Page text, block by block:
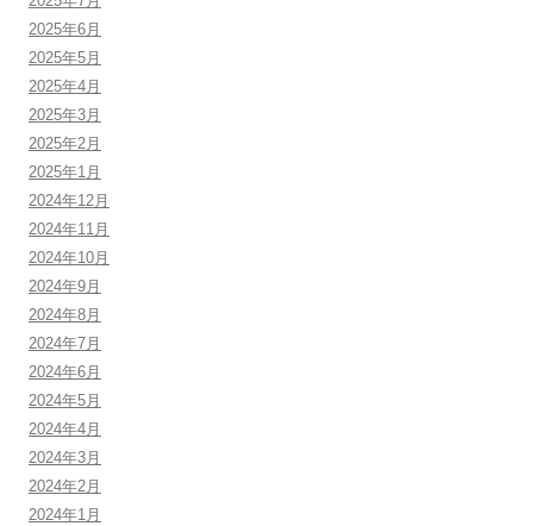
2025年6月
2025年5月
2025年4月
2025年3月
2025年2月
2025年1月
2024年12月
2024年11月
2024年10月
2024年9月
2024年8月
2024年7月
2024年6月
2024年5月
2024年4月
2024年3月
2024年2月
2024年1月